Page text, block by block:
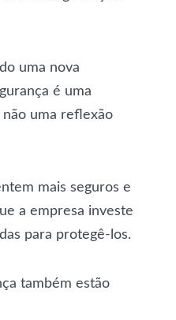
uma nova
é uma
uma reflexão
mais seguros e
a empresa investe
para protegê-los.
também estão